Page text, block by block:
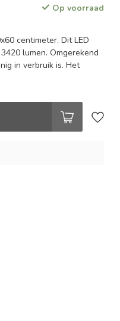
Op voorraad
centimeter. Dit LED
lumen. Omgerekend
in verbruik is. Het